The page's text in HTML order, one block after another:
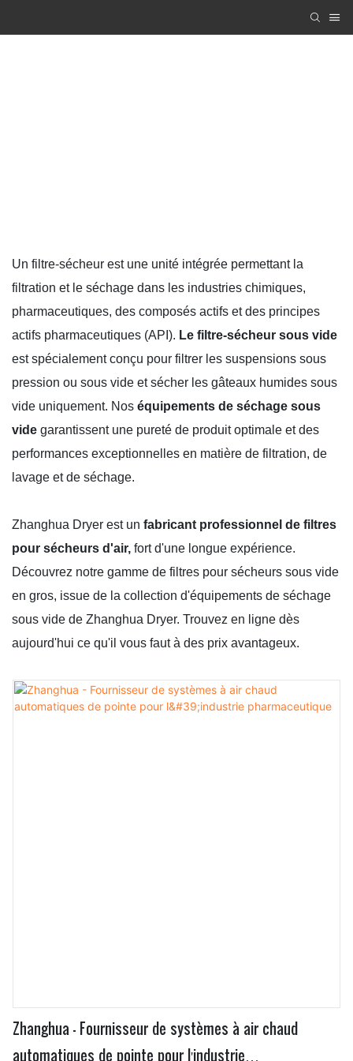
Un filtre-sécheur est une unité intégrée permettant la
filtration et le séchage dans les industries chimiques,
pharmaceutiques, des composés actifs et des principes
actifs pharmaceutiques (API). Le filtre-sécheur sous vide
est spécialement conçu pour filtrer les suspensions sous
pression ou sous vide et sécher les gâteaux humides sous
vide uniquement. Nos équipements de séchage sous
vide garantissent une pureté de produit optimale et des
performances exceptionnelles en matière de filtration, de
lavage et de séchage.
Zhanghua Dryer est un fabricant professionnel de filtres
pour sécheurs d'air, fort d'une longue expérience.
Découvrez notre gamme de filtres pour sécheurs sous vide
en gros, issue de la collection d'équipements de séchage
sous vide de Zhanghua Dryer. Trouvez en ligne dès
aujourd'hui ce qu'il vous faut à des prix avantageux.
Zhanghua - Fournisseur de systèmes à air chaud
automatiques de pointe pour l'industrie